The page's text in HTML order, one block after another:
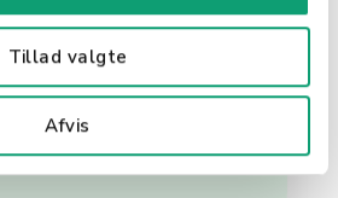
Tillad valgte
Afvis
betalingsmiddel,
det til et ideelt valg
og internasjonale